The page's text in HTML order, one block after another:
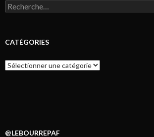
Rechercher :
CATÉGORIES
Catégories
@LEBOURREPAF